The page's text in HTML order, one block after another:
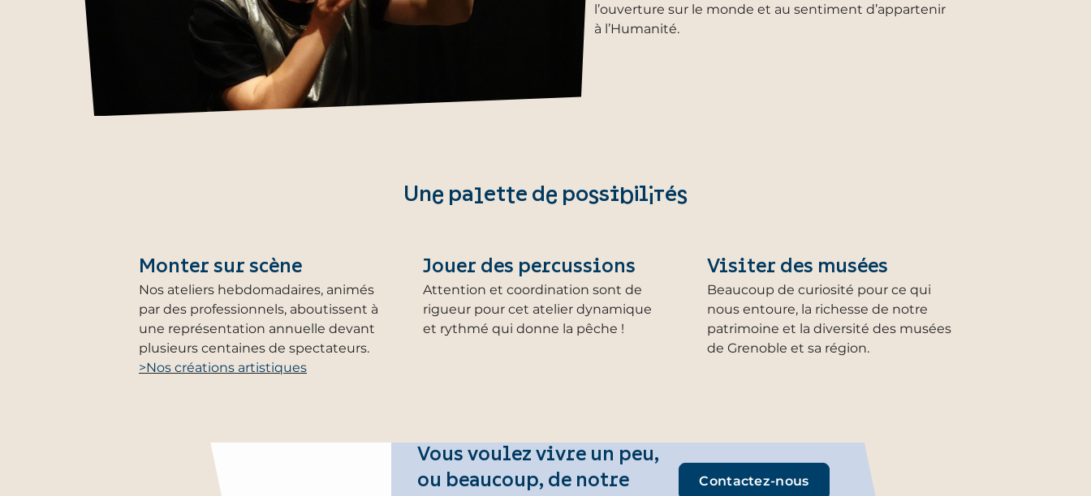
l’ouverture sur le monde et au sentiment d’appartenir
à l’Humanité.
Une palette de possibilités
Monter sur scène
Nos ateliers hebdomadaires, animés
par des professionnels, aboutissent à
une représentation annuelle devant
plusieurs centaines de spectateurs.
>Nos créations artistiques
Jouer des percussions
Attention et coordination sont de
rigueur pour cet atelier dynamique
et rythmé qui donne la pêche !
Visiter des musées
Beaucoup de curiosité pour ce qui
nous entoure, la richesse de notre
patrimoine et la diversité des musées
de Grenoble et sa région.
Vous voulez vivre un peu,
ou beaucoup, de notre
Contactez-nous